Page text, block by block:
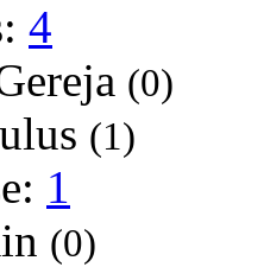
4
(0)
(1)
1
(0)